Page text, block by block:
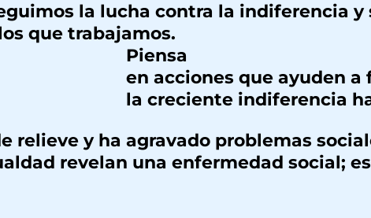
la lucha contra la indiferencia y
que trabajamos.
que ayuden a
hacia el
relieve y ha agravado problemas
revelan una enfermedad social;